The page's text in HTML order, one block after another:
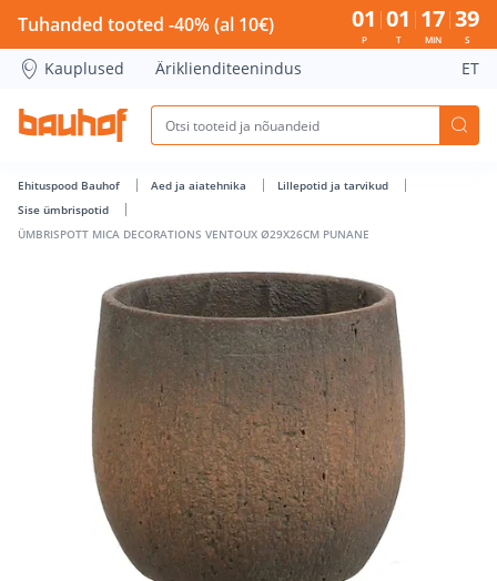
ÜMBRISPOTT MICA DECORATIONS VENTOUX Ø29X26CM
Tuhanded tooted -40% (al 10€) 01
P
01
T
17
MIN
38
S
Kauplused Äriklienditeenindus ET
Ehituspood Bauhof Aed ja aiatehnika
Lillepotid ja tarvikud
Sise ümbrispotid
ÜMBRISPOTT MICA DECORATIONS VENTOUX Ø29X26CM PUNANE